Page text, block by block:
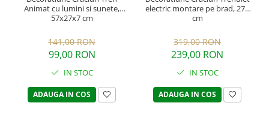
Animat cu lumini si sunete,
57x27x7 cm
141,00 RON
99,00 RON
IN STOC
ADAUGA IN COS
electric montare pe brad, 274
cm
319,00 RON
239,00 RON
IN STOC
ADAUGA IN COS